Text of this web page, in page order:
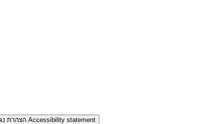
Accessibility statement